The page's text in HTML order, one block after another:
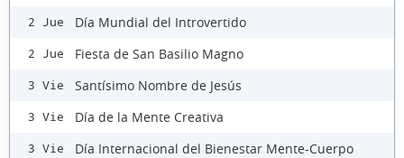
2 Jue Día Mundial del Introvertido
2 Jue Fiesta de San Basilio Magno
3 Vie Santísimo Nombre de Jesús
3 Vie Día de la Mente Creativa
3 Vie Día Internacional del Bienestar Mente-Cuerpo